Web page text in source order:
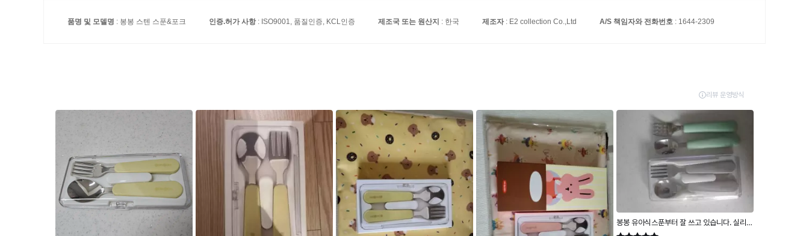
품명 및 모델명 : 봉봉 스텐 스푼&포크 인증.허가 사항: ISO9001, 품질인증, KCL인증 제조국 또는 원산지 : 한국 제조자: E2 collection Co.,Ltd A/S 책임자와 전화번호 : 1644-2309